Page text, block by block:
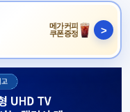
메가커피
쿠폰증정
>